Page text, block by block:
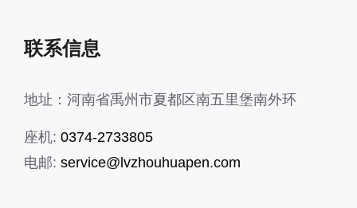
联系信息
地址：河南省禹州市夏都区南五里堡南外环
座机: 0374-2733805
电邮: service@lvzhouhuapen.com